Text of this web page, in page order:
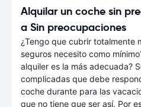
Alquilar un coche sin
a Sin preocupaciones
¿Tengo que cubrir totalmente
seguros necesito como
alquiler es la más adecuada?
complicadas que debe
coche durante para las
que no tiene que ser así. Por